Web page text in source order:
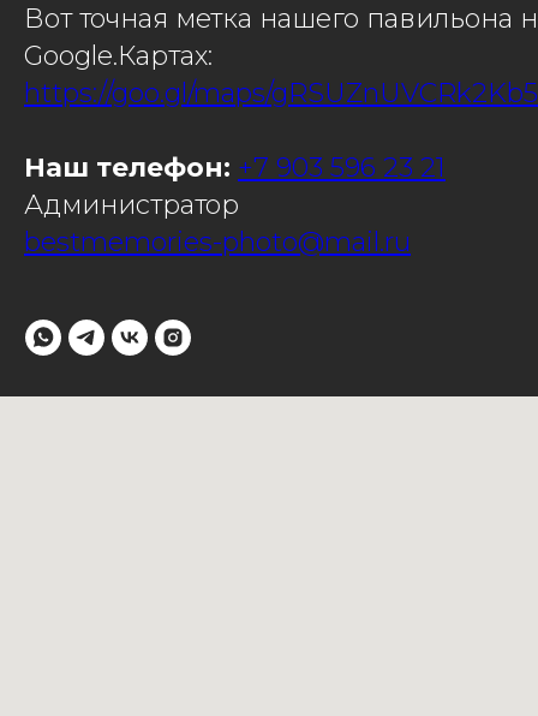
Вот точная метка нашего павильона
Google.Картах:
https://goo.gl/maps/
Наш телефон: +7 903 596 23 21
Администратор
bestmemories-photo@mail.ru